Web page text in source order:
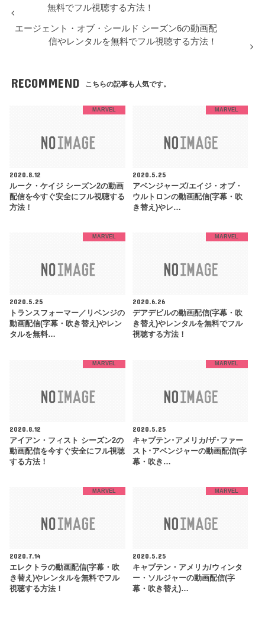
無料でフル視聴する方法！
エージェント・オブ・シールド シーズン6の動画配
信やレンタルを無料でフル視聴する方法！
RECOMMEND こちらの記事も人気です。
MARVEL
2020.8.12
ルーク・ケイジ シーズン2の動画
配信を今すぐ安全にフル視聴する
方法！
MARVEL
2020.5.25
アベンジャーズ/エイジ・オブ・
ウルトロンの動画配信(字幕・吹
き替え)やレ…
MARVEL
2020.5.25
トランスフォーマー／リベンジの
動画配信(字幕・吹き替え)やレン
タルを無料…
MARVEL
2020.6.26
デアデビルの動画配信(字幕・吹
き替え)やレンタルを無料でフル
視聴する方法！
MARVEL
2020.8.12
アイアン・フィスト シーズン2の
動画配信を今すぐ安全にフル視聴
する方法！
MARVEL
2020.5.25
キャプテン･アメリカ/ザ･ファー
スト･アベンジャーの動画配信(字
幕・吹き…
MARVEL
2020.7.14
エレクトラの動画配信(字幕・吹
き替え)やレンタルを無料でフル
視聴する方法！
MARVEL
2020.5.25
キャプテン・アメリカ/ウィンタ
ー・ソルジャーの動画配信(字
幕・吹き替え)…